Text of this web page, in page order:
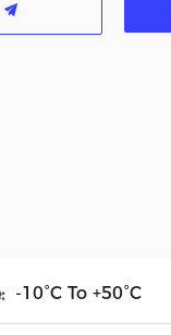
-10°C To +50°C